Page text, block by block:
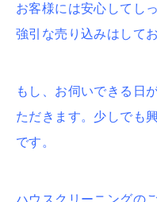
お客様には安心してし
強引な売り込みはして
もし、お伺いできる日
ただきます。少しでも
です。
ハウスクリーニングの